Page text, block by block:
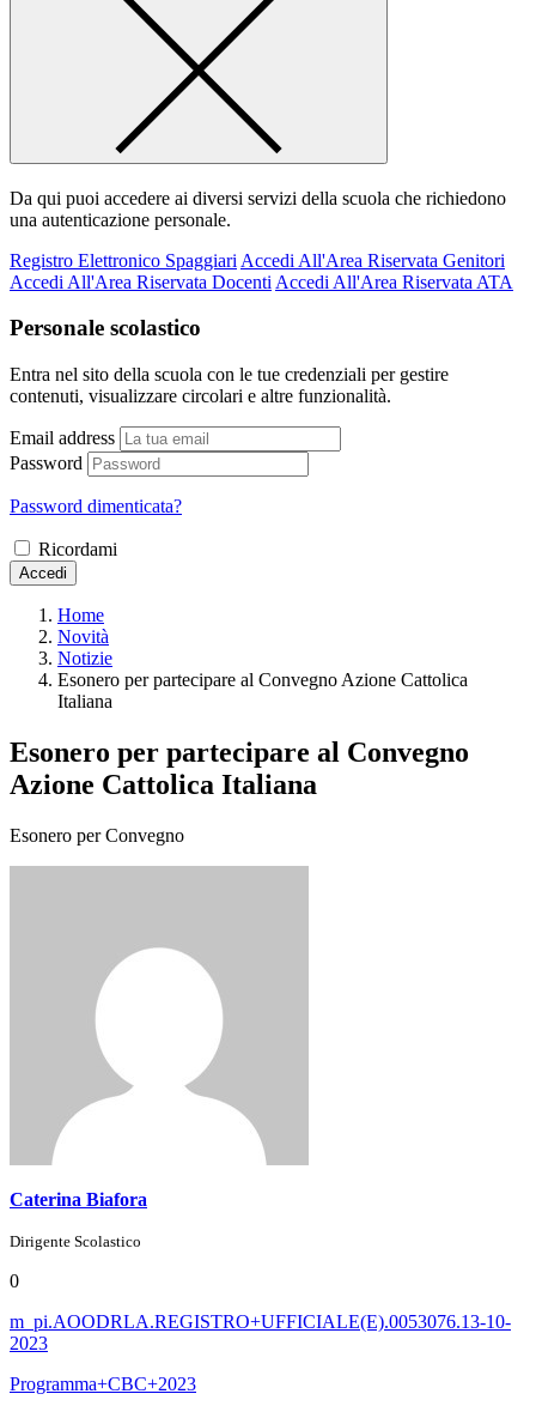
Da qui puoi accedere ai diversi servizi della scuola che richiedono
una autenticazione personale.
Registro Elettronico Spaggiari Accedi All'Area Riservata Genitori
Accedi All'Area Riservata Docenti Accedi All'Area Riservata ATA
Personale scolastico
Entra nel sito della scuola con le tue credenziali per gestire
contenuti, visualizzare circolari e altre funzionalità.
Email address
Password
Password dimenticata?
Ricordami
Accedi
Home
Novità
Notizie
Esonero per partecipare al Convegno Azione Cattolica
Italiana
Esonero per partecipare al Convegno
Azione Cattolica Italiana
Esonero per Convegno
Caterina Biafora
Dirigente Scolastico
0
m_pi.AOODRLA.REGISTRO+UFFICIALE(E).0053076.13-10-
2023
Programma+CBC+2023